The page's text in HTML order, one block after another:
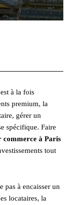
à la fois
premium, la
gérer un
spécifique. Faire
commerce à Paris
tout
pas à encaisser un
locataires, la